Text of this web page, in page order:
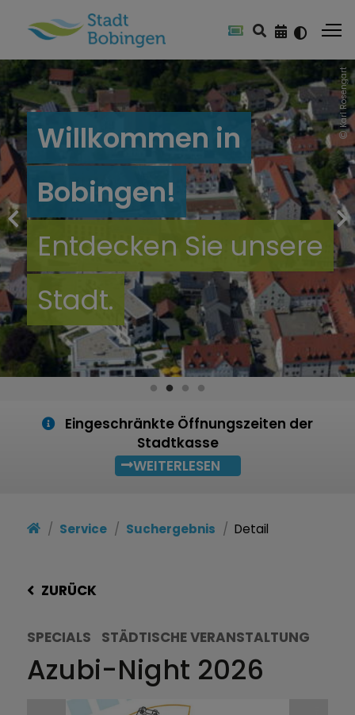
Willkommen in
Bobingen!
Entdecken Sie unsere
Stadt.
Karl Rosengart
Eingeschränkte Öffnungszeiten der
Stadtkasse
WEITERLESEN
Service Suchergebnis Detail
ZURÜCK
SPECIALS STÄDTISCHE VERANSTALTUNG
Azubi-Night 2026